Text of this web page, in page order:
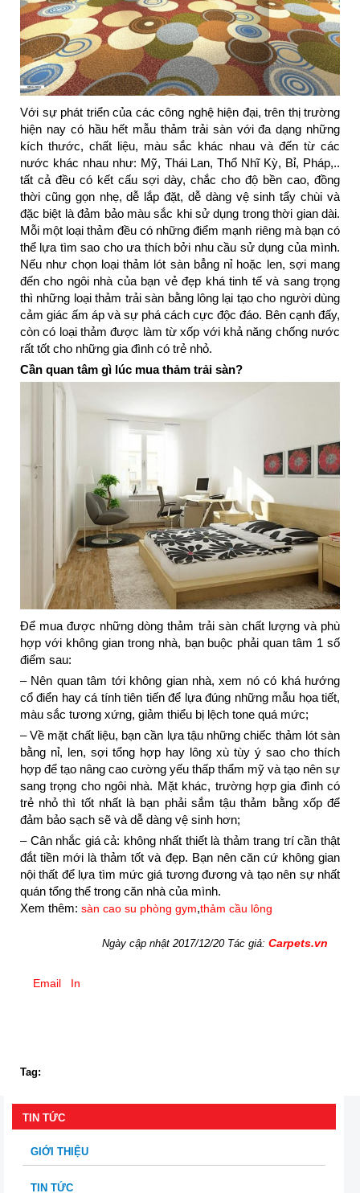
Với sự phát triển của các công nghệ hiện đại, trên thị trường
hiện nay có hầu hết mẫu thảm trải sàn với đa dạng những
kích thước, chất liệu, màu sắc khác nhau và đến từ các
nước khác nhau như: Mỹ, Thái Lan, Thổ Nhĩ Kỳ, Bỉ, Pháp,..
tất cả đều có kết cấu sợi dày, chắc cho độ bền cao, đồng
thời cũng gọn nhẹ, dễ lắp đặt, dễ dàng vệ sinh tẩy chùi và
đặc biệt là đảm bảo màu sắc khi sử dụng trong thời gian dài.
Mỗi một loại thảm đều có những điểm mạnh riêng mà bạn có
thể lựa tìm sao cho ưa thích bởi nhu cầu sử dụng của mình.
Nếu như chọn loại thảm lót sàn bẳng nỉ hoặc len, sợi mang
đến cho ngôi nhà của bạn vẻ đẹp khá tinh tế và sang trọng
thì những loại thảm trải sàn bằng lông lại tạo cho người dùng
cảm giác ấm áp và sự phá cách cực độc đáo. Bên cạnh đấy,
còn có loại thảm được làm từ xốp với khả năng chống nước
rất tốt cho những gia đình có trẻ nhỏ.
Cần quan tâm gì lúc mua thảm trải sàn?
Để mua được những dòng thảm trải sàn chất lượng và phù
hợp với không gian trong nhà, bạn buộc phải quan tâm 1 số
điểm sau:
– Nên quan tâm tới không gian nhà, xem nó có khá hướng
cổ điển hay cá tính tiên tiến để lựa đúng những mẫu họa tiết,
màu sắc tương xứng, giảm thiểu bị lệch tone quá mức;
– Về mặt chất liệu, bạn cần lựa tậu những chiếc thảm lót sàn
bằng nỉ, len, sợi tổng hợp hay lông xù tùy ý sao cho thích
hợp để tạo nâng cao cường yếu thấp thẩm mỹ và tạo nên sự
sang trọng cho ngôi nhà. Mặt khác, trường hợp gia đình có
trẻ nhỏ thì tốt nhất là bạn phải sắm tậu thảm bằng xốp để
đảm bảo sạch sẽ và dễ dàng vệ sinh hơn;
– Cân nhắc giá cả: không nhất thiết là thảm trang trí cần thật
đắt tiền mới là thảm tốt và đẹp. Bạn nên căn cứ không gian
nội thất để lựa tìm mức giá tương đương và tạo nên sự nhất
quán tổng thể trong căn nhà của mình.
Xem thêm: sàn cao su phòng gym,thảm cầu lông
Ngày cập nhật 2017/12/20 Tác giả: Carpets.vn
Email In
Tag:
TIN TỨC
GIỚI THIỆU
TIN TỨC